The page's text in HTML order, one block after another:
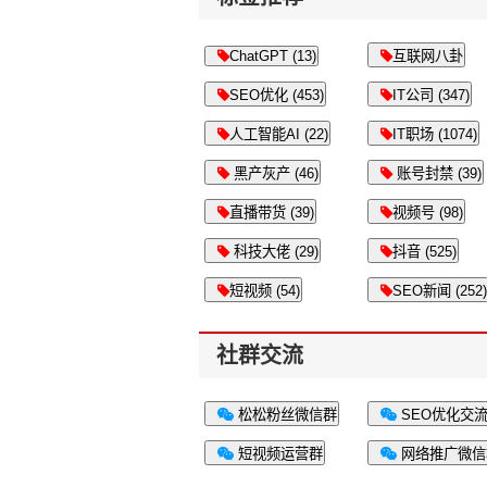
ChatGPT (13) 互联网八卦
SEO优化 (453) IT公司 (347)
人工智能AI (22) IT职场 (1074)
黑产灰产 (46) 账号封禁 (39)
直播带货 (39) 视频号 (98)
科技大佬 (29) 抖音 (525)
短视频 (54) SEO新闻 (252)
社群交流
松松粉丝微信群 SEO优化交
短视频运营群 网络推广微